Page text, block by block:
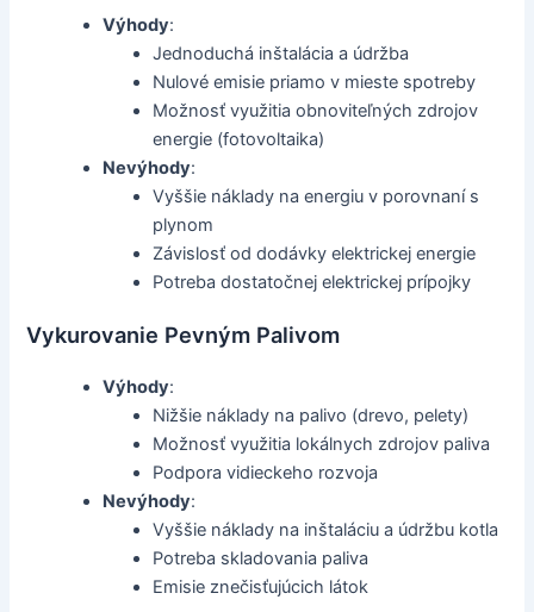
Výhody:
Jednoduchá inštalácia a údržba
Nulové emisie priamo v mieste spotreby
Možnosť využitia obnoviteľných zdrojov
energie (fotovoltaika)
Nevýhody:
Vyššie náklady na energiu v porovnaní s
plynom
Závislosť od dodávky elektrickej energie
Potreba dostatočnej elektrickej prípojky
Vykurovanie Pevným Palivom
Výhody:
Nižšie náklady na palivo (drevo, pelety)
Možnosť využitia lokálnych zdrojov paliva
Podpora vidieckeho rozvoja
Nevýhody:
Vyššie náklady na inštaláciu a údržbu kotla
Potreba skladovania paliva
Emisie znečisťujúcich látok